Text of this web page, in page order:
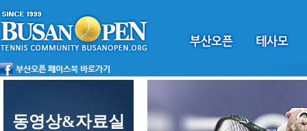
동영상&자료실